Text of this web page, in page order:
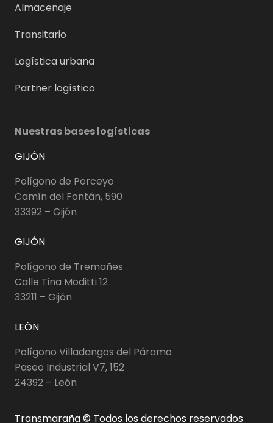
Almacenaje
Transitario
Logística urbana
Partner logístico
Nuestras bases logísticas
GIJÓN
Polígono de Porceyo
Camín del Fontán, 590
33392 – Gijón
GIJÓN
Polígono de Tremañes
Calle Tina Moditti 12
33211 – Gijón
LEÓN
Polígono Villadangos del Páramo
Paseo Industrial V7, 152
24392 – León
Transmaraña © Todos los derechos reservados